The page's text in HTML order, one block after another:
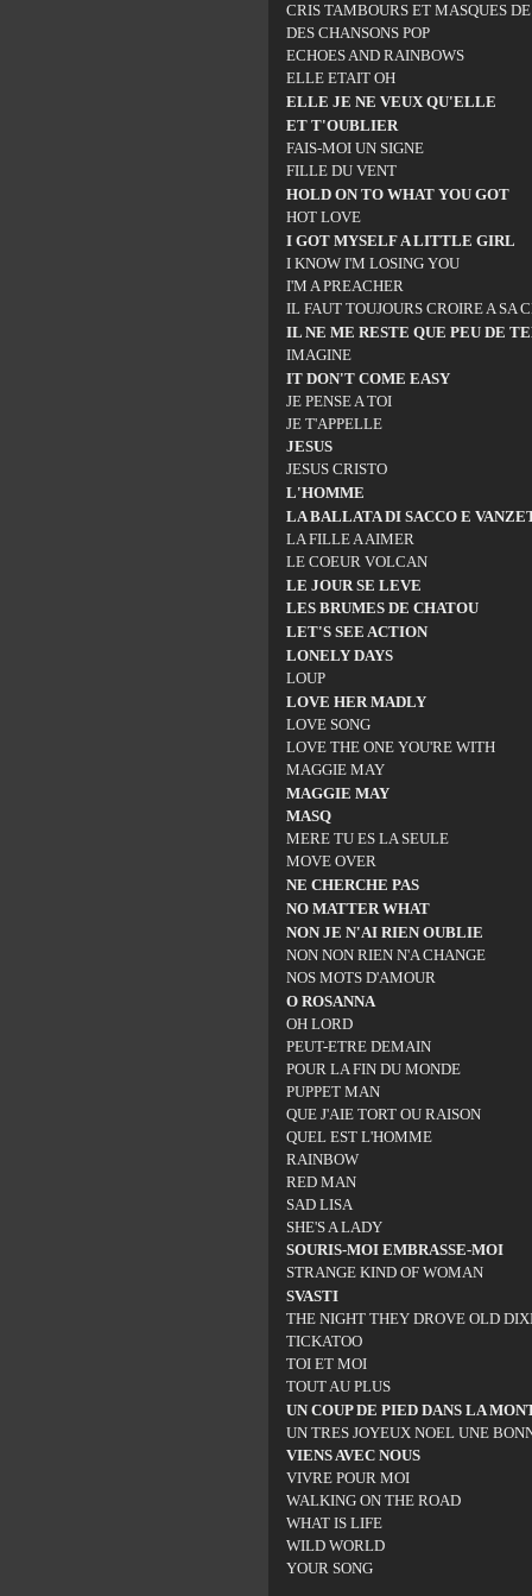
CRIS TAMBOURS ET MASQUES
DES CHANSONS POP
ECHOES AND RAINBOWS
ELLE ETAIT OH
ELLE JE NE VEUX QU'ELLE
ET T'OUBLIER
FAIS-MOI UN SIGNE
FILLE DU VENT
HOLD ON TO WHAT YOU GOT
HOT LOVE
I GOT MYSELF A LITTLE GIRL
I KNOW I'M LOSING YOU
I'M A PREACHER
IL FAUT TOUJOURS CROIRE A SA
IL NE ME RESTE QUE PEU DE
IMAGINE
IT DON'T COME EASY
JE PENSE A TOI
JE T'APPELLE
JESUS
JESUS CRISTO
L'HOMME
LA BALLATA DI SACCO E
LA FILLE A AIMER
LE COEUR VOLCAN
LE JOUR SE LEVE
LES BRUMES DE CHATOU
LET'S SEE ACTION
LONELY DAYS
LOUP
LOVE HER MADLY
LOVE SONG
LOVE THE ONE YOU'RE WITH
MAGGIE MAY
MAGGIE MAY
MASQ
MERE TU ES LA SEULE
MOVE OVER
NE CHERCHE PAS
NO MATTER WHAT
NON JE N'AI RIEN OUBLIE
NON NON RIEN N'A CHANGE
NOS MOTS D'AMOUR
O ROSANNA
OH LORD
PEUT-ETRE DEMAIN
POUR LA FIN DU MONDE
PUPPET MAN
QUE J'AIE TORT OU RAISON
QUEL EST L'HOMME
RAINBOW
RED MAN
SAD LISA
SHE'S A LADY
SOURIS-MOI EMBRASSE-MOI
STRANGE KIND OF WOMAN
SVASTI
THE NIGHT THEY DROVE OLD
TICKATOO
TOI ET MOI
TOUT AU PLUS
UN COUP DE PIED DANS LA
UN TRES JOYEUX NOEL UNE
VIENS AVEC NOUS
VIVRE POUR MOI
WALKING ON THE ROAD
WHAT IS LIFE
WILD WORLD
YOUR SONG